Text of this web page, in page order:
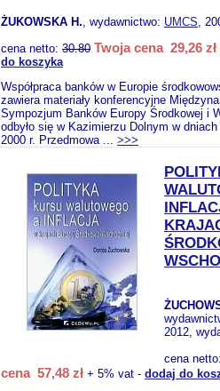
ŻUKOWSKA H., wydawnictwo: UMCS,
cena netto: 30.80 Twoja cena 29,26 zł
do koszyka
Współpraca banków w Europie
zawiera materiały konferencyjne
Sympozjum Banków Europy Środkowej i
odbyło się w Kazimierzu Dolnym w
2000 r. Przedmowa ... >>>
2012,
cena
cena 57,48 zł + 5% vat - dodaj do